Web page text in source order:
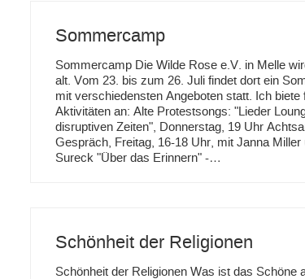
Sommercamp
Sommercamp Die Wilde Rose e.V. in Melle
alt. Vom 23. bis zum 26. Juli findet dort ein
mit verschiedensten Angeboten statt. Ich biete
Aktivitäten an: Alte Protestsongs: "Lieder
disruptiven Zeiten", Donnerstag, 19 Uhr
Gespräch, Freitag, 16-18 Uhr, mit Janna Miller
Sureck "Über das Erinnern" -…
Schönheit der Religionen
Schönheit der Religionen Was ist das Schöne